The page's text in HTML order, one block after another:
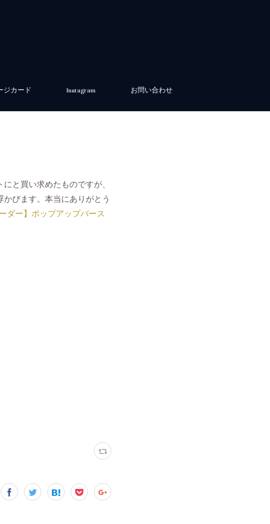
ジカード Instagram お問い合わせ
と買い求めたものですが、
びます。本当にありがとう
ダー】ポップアップバース